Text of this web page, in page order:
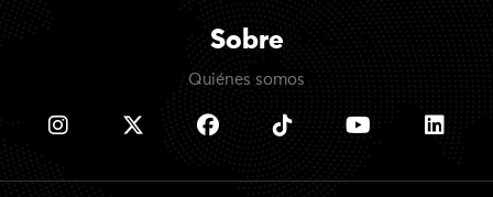
Sobre
Quiénes somos